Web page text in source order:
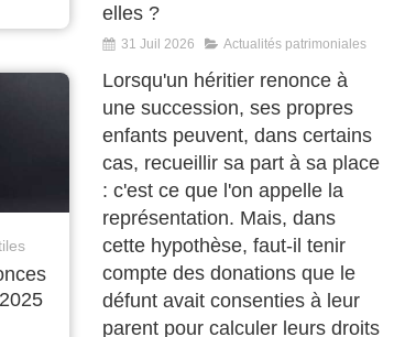
elles ?
31 Juil 2026 Actualités patrimoniales
Lorsqu'un héritier renonce à
une succession, ses propres
enfants peuvent, dans certains
cas, recueillir sa part à sa place
: c'est ce que l'on appelle la
représentation. Mais, dans
cette hypothèse, faut-il tenir
compte des donations que le
défunt avait consenties à leur
parent pour calculer leurs droits